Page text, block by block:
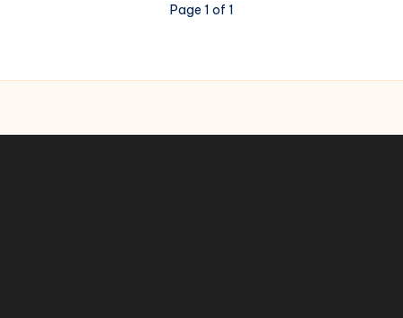
Donmadan
Page 1 of 1